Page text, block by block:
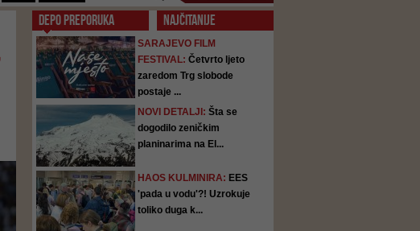
DEPO PREPORUKA NAJČITANIJE
SARAJEVO FILM
FESTIVAL: Četvrto ljeto
zaredom Trg slobode
postaje ...
NOVI DETALJI: Šta se
dogodilo zeničkim
planinarima na El...
HAOS KULMINIRA: EES
'pada u vodu'?! Uzrokuje
toliko duga k...